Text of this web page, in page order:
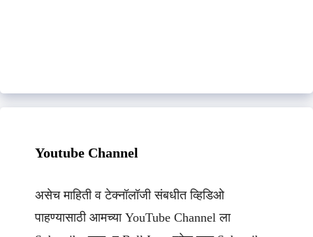
Youtube Channel
असेच माहिती व टेक्नॉलॉजी संबधीत व्हिडिओ
पाहण्यासाठी आमच्या YouTube Channel ला